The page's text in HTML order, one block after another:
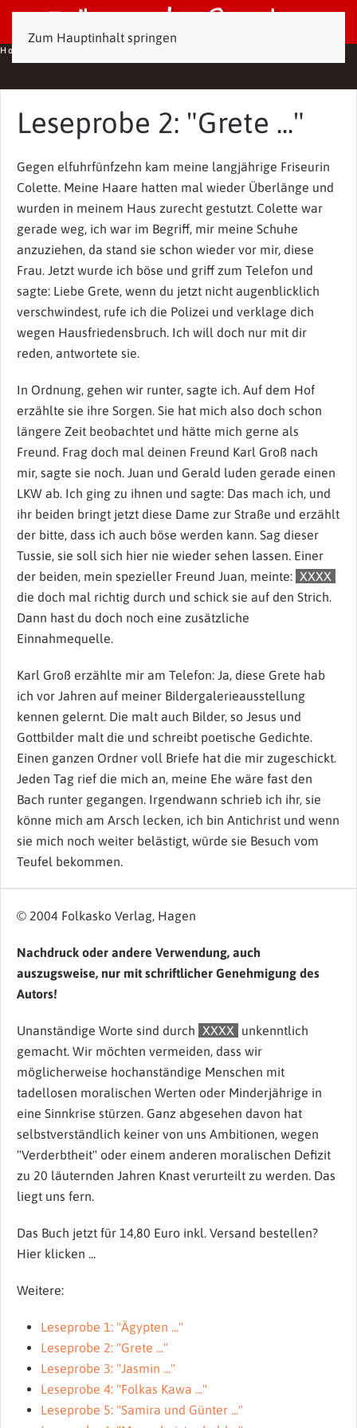
Zum Hauptinhalt springen
Home
Leseprobe 2: "Grete ..."
Gegen elfuhrfünfzehn kam meine langjährige Friseurin
Colette. Meine Haare hatten mal wieder Überlänge und
wurden in meinem Haus zurecht gestutzt. Colette war
gerade weg, ich war im Begriff, mir meine Schuhe
anzuziehen, da stand sie schon wieder vor mir, diese
Frau. Jetzt wurde ich böse und griff zum Telefon und
sagte: Liebe Grete, wenn du jetzt nicht augenblicklich
verschwindest, rufe ich die Polizei und verklage dich
wegen Hausfriedensbruch. Ich will doch nur mit dir
reden, antwortete sie.
In Ordnung, gehen wir runter, sagte ich. Auf dem Hof
erzählte sie ihre Sorgen. Sie hat mich also doch schon
längere Zeit beobachtet und hätte mich gerne als
Freund. Frag doch mal deinen Freund Karl Groß nach
mir, sagte sie noch. Juan und Gerald luden gerade einen
LKW ab. Ich ging zu ihnen und sagte: Das mach ich, und
ihr beiden bringt jetzt diese Dame zur Straße und erzählt
der bitte, dass ich auch böse werden kann. Sag dieser
Tussie, sie soll sich hier nie wieder sehen lassen. Einer
der beiden, mein spezieller Freund Juan, meinte: XXXX
die doch mal richtig durch und schick sie auf den Strich.
Dann hast du doch noch eine zusätzliche
Einnahmequelle.
Karl Groß erzählte mir am Telefon: Ja, diese Grete hab
ich vor Jahren auf meiner Bildergalerieausstellung
kennen gelernt. Die malt auch Bilder, so Jesus und
Gottbilder malt die und schreibt poetische Gedichte.
Einen ganzen Ordner voll Briefe hat die mir zugeschickt.
Jeden Tag rief die mich an, meine Ehe wäre fast den
Bach runter gegangen. Irgendwann schrieb ich ihr, sie
könne mich am Arsch lecken, ich bin Antichrist und wenn
sie mich noch weiter belästigt, würde sie Besuch vom
Teufel bekommen.
© 2004 Folkasko Verlag, Hagen
Nachdruck oder andere Verwendung, auch
auszugsweise, nur mit schriftlicher Genehmigung des
Autors!
Unanständige Worte sind durch XXXX
unkenntlich
gemacht. Wir möchten vermeiden, dass wir
möglicherweise hochanständige Menschen mit
tadellosen moralischen Werten oder Minderjährige in
eine Sinnkrise stürzen. Ganz abgesehen davon hat
selbstverständlich keiner von uns Ambitionen, wegen
"Verderbtheit" oder einem anderen moralischen Defizit
zu 20 läuternden Jahren Knast verurteilt zu werden. Das
liegt uns fern.
Das Buch jetzt für 14,80 Euro inkl. Versand bestellen?
Hier klicken ...
Weitere:
Leseprobe 1: "Ägypten ..."
Leseprobe 2: "Grete ..."
Leseprobe 3: "Jasmin ..."
Leseprobe 4: "Folkas Kawa ..."
Leseprobe 5: "Samira und Günter ..."